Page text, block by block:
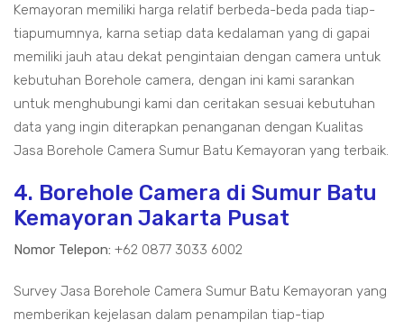
Kemayoran memiliki harga relatif berbeda-beda pada tiap-
tiapumumnya, karna setiap data kedalaman yang di gapai
memiliki jauh atau dekat pengintaian dengan camera untuk
kebutuhan Borehole camera, dengan ini kami sarankan
untuk menghubungi kami dan ceritakan sesuai kebutuhan
data yang ingin diterapkan penanganan dengan Kualitas
Jasa Borehole Camera Sumur Batu Kemayoran yang terbaik.
4. Borehole Camera di Sumur Batu
Kemayoran Jakarta Pusat
Nomor Telepon: +62 0877 3033 6002
Survey Jasa Borehole Camera Sumur Batu Kemayoran yang
memberikan kejelasan dalam penampilan tiap-tiap